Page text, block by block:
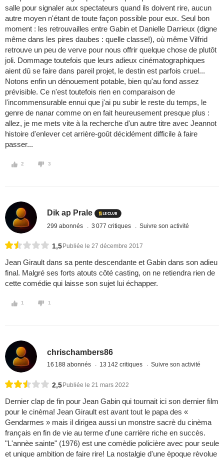
salle pour signaler aux spectateurs quand ils doivent rire, aucun
autre moyen n'étant de toute façon possible pour eux. Seul bon
moment : les retrouvailles entre Gabin et Danielle Darrieux (digne
même dans les pires daubes : quelle classe!), où même Vilfrid
retrouve un peu de verve pour nous offrir quelque chose de plutôt
joli. Dommage toutefois que leurs adieux cinématographiques
aient dû se faire dans pareil projet, le destin est parfois cruel...
Notons enfin un dénouement potable, bien qu'au fond assez
prévisible. Ce n'est toutefois rien en comparaison de
l'incommensurable ennui que j'ai pu subir le reste du temps, le
genre de nanar comme on en fait heureusement presque plus :
allez, je me mets vite à la recherche d'un autre titre avec Jeannot
histoire d'enlever cet arrière-goût décidément difficile à faire
passer...
2 3
Dik ap Prale
299 abonnés 3 077 critiques Suivre son activité
1,5 Publiée le 27 décembre 2017
Jean Girault dans sa pente descendante et Gabin dans son adieu
final. Malgré ses forts atouts côté casting, on ne retiendra rien de
cette comédie qui laisse son sujet lui échapper.
1 1
chrischambers86
16 188 abonnés 13 142 critiques Suivre son activité
2,5 Publiée le 21 mars 2022
Dernier clap de fin pour Jean Gabin qui tournait ici son dernier film
pour le cinèma! Jean Girault est avant tout le papa des «
Gendarmes » mais il dirigea aussi un monstre sacrè du cinèma
français en fin de vie au terme d'une carrière riche en succès.
"L'annèe sainte" (1976) est une comèdie policière avec pour seule
et unique ambition de faire rire! La nostalgie d'une èpoque rèvolue